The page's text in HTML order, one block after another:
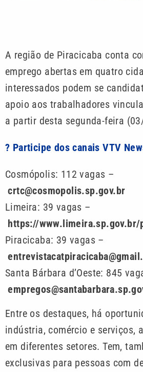
A região de Piracicaba conta
emprego abertas em quatro
interessados podem se
apoio aos trabalhadores
a partir desta segunda-feira
? Participe dos canais VTV
Cosmópolis: 112 vagas –
crtc@cosmopolis.sp.gov.br
Limeira: 39 vagas –
https://www.limeira.sp.gov.br/
Piracicaba: 39 vagas –
Santa Bárbara d’Oeste: 845
Entre os destaques, há
indústria, comércio e serviços,
em diferentes setores. Tem,
exclusivas para pessoas com